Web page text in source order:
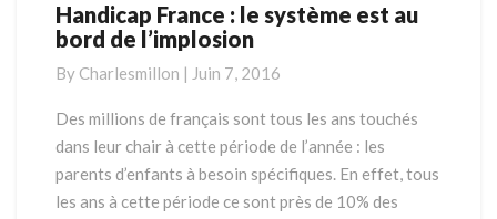
Handicap
France
le
système
au
bord
de
Handicap France : le système est au
bord de l’implosion
By Charlesmillon | Juin 7, 2016
Des millions de français sont tous les ans touchés
dans leur chair à cette période de l’année : les
parents d’enfants à besoin spécifiques. En effet, tous
les ans à cette période ce sont près de 10% des